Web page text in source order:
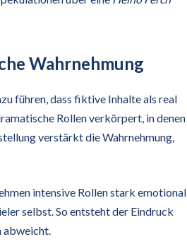
Wahrnehmung
führen, dass fiktive Inhalte als real
Rollen verkörpert, in denen
verstärkt die Wahrnehmung,
intensive Rollen stark emotional
selbst. So entsteht der Eindruck
abweicht.